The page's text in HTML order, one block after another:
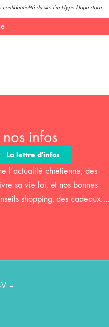
confidentialité du site the Hype Hope store
infos
La lettre d'infos
l’actualité chrétienne, des
sa vie foi, et nos bonnes
shopping, des cadeaux….
–